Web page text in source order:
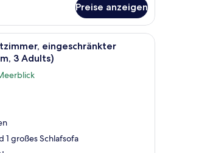
Preise anzeigen
Schreibtisch mit Stuhl und einer Pflanze.
Ein Hotelzimmer mit zwei Betten, einem
eingeschränkter
3 Adults)
1 großes Schlafsofa